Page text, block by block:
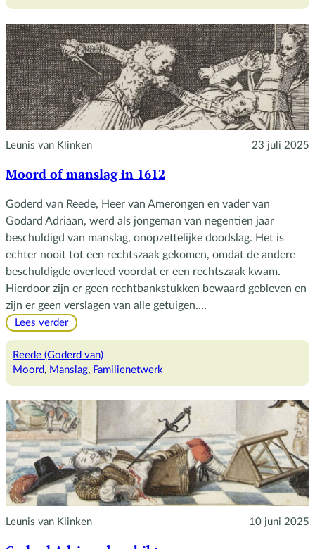
Leunis van Klinken 23 juli 2025
Moord of manslag in 1612
Goderd van Reede, Heer van Amerongen en vader van
Godard Adriaan, werd als jongeman van negentien jaar
beschuldigd van manslag, onopzettelijke doodslag. Het is
echter nooit tot een rechtszaak gekomen, omdat de andere
beschuldigde overleed voordat er een rechtszaak kwam.
Hierdoor zijn er geen rechtbankstukken bewaard gebleven en
zijn er geen verslagen van alle getuigen.…
Lees verder:
of
manslag
Reede (Goderd van)
Moord, Manslag, Familienetwerk
Leunis van Klinken 10 juni 2025